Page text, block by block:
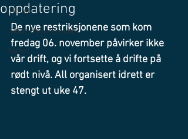
Tilbud
Solør Bowlingklubb
Nyhet
oppdatering
De nye restriksjonene som kom
fredag 06. november påvirker ikke
vår drift, og vi fortsette å drifte på
rødt nivå. All organisert idrett er
stengt ut uke 47.